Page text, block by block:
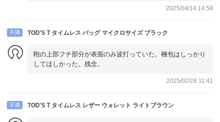
2025/04/14 14:58
不満 TOD'S T タイムレス バッグ マイクロサイズ ブラック
鞄の上部フチ部分が表面のみ波打っていた。梱包はしっかり
してほしかった。残念。
2025/02/28 11:41
不満 TOD'S T タイムレス レザー ウォレット ライトブラウン